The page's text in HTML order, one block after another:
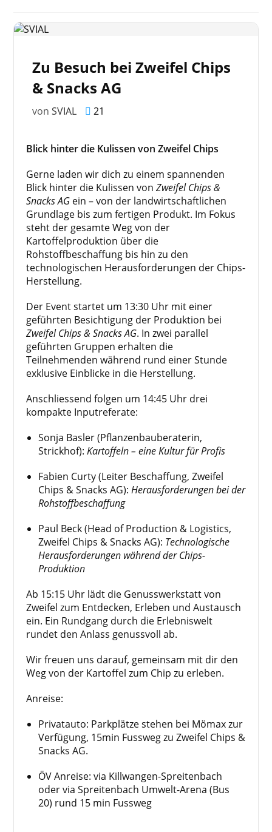
Zu Besuch bei Zweifel Chips
& Snacks AG
vonSVIAL 21
Blick hinter die Kulissen von Zweifel Chips
Gerne laden wir dich zu einem spannenden
Blick hinter die Kulissen vonZweifel Chips &
Snacks AG ein – von der landwirtschaftlichen
Grundlage bis zum fertigen Produkt. Im Fokus
steht der gesamte Weg von der
Kartoffelproduktion über die
Rohstoffbeschaffung bis hin zu den
technologischen Herausforderungen der Chips-
Herstellung.
Der Event startet um 13:30 Uhr mit einer
geführten Besichtigung der Produktion bei
Zweifel Chips & Snacks AG. In zwei parallel
geführten Gruppen erhalten die
Teilnehmenden während rund einer Stunde
exklusive Einblicke in die Herstellung.
Anschliessend folgen um 14:45 Uhr drei
kompakte Inputreferate:
Sonja Basler (Pflanzenbauberaterin,
Strickhof):Kartoffeln – eine Kultur für Profis
Fabien Curty (Leiter Beschaffung, Zweifel
Chips & Snacks AG):Herausforderungen bei der
Rohstoffbeschaffung
Paul Beck (Head of Production & Logistics,
Zweifel Chips & Snacks AG): Technologische
Herausforderungen während der Chips-
Produktion
Ab 15:15 Uhr lädt die Genusswerkstatt von
Zweifel zum Entdecken, Erleben und Austausch
ein. Ein Rundgang durch die Erlebniswelt
rundet den Anlass genussvoll ab.
Wir freuen uns darauf, gemeinsam mit dir den
Weg von der Kartoffel zum Chip zu erleben.
Anreise:
Privatauto: Parkplätze stehen bei Mömax zur
Verfügung, 15min Fussweg zu Zweifel Chips &
Snacks AG.
ÖV Anreise: via Killwangen-Spreitenbach
oder via Spreitenbach Umwelt-Arena (Bus
20) rund 15 min Fussweg